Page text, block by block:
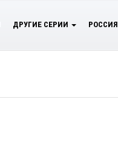
ДРУГИЕ СЕРИИ РОССИЯ